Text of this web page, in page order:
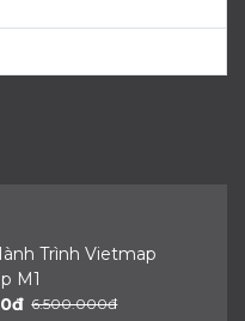
Trình Vietmap
M1
6.500.000đ